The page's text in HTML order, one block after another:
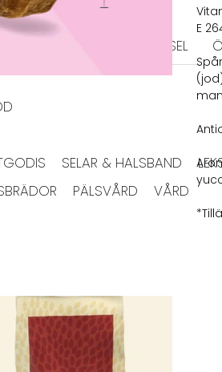
MATPUSSEL
SELAR & HALSBAND
PÄLSVÅRD VÅRD
E